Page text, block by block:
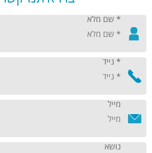
* שם מלא
* נייד
מייל
נושא